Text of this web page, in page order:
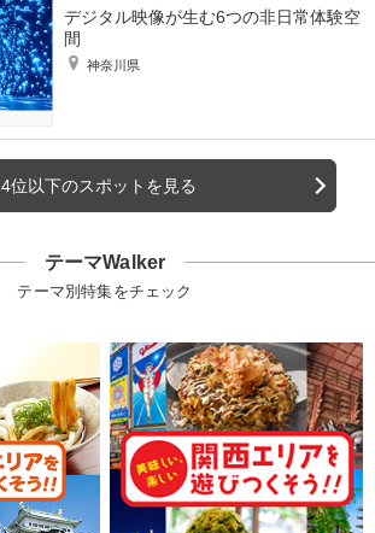
デジタル映像が生む6つの非日常体験空
間
神奈川県
4位以下のスポットを見る
テーマWalker
テーマ別特集をチェック